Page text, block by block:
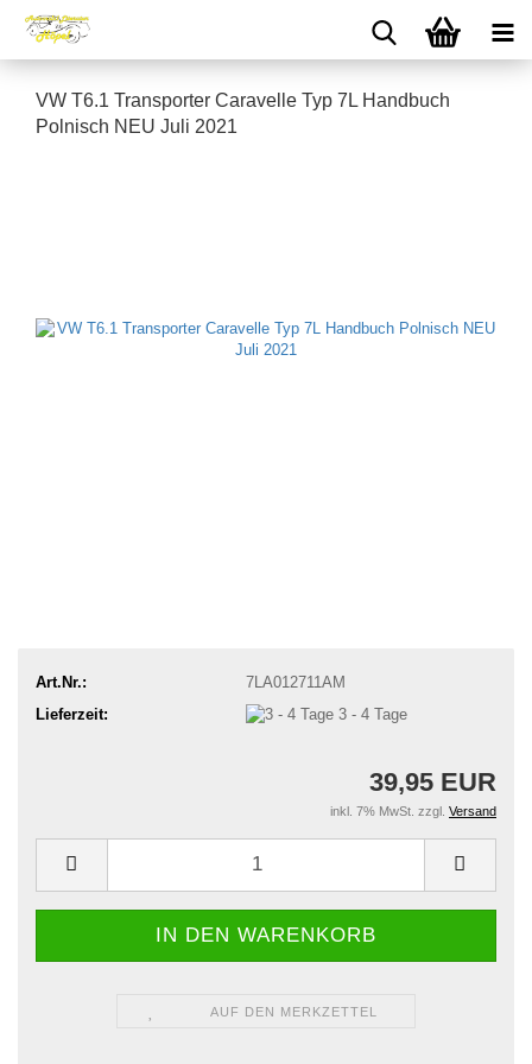
VW T6.1 Transporter Caravelle Typ 7L Handbuch
Polnisch NEU Juli 2021
Art.Nr.:
7LA012711AM
Lieferzeit:
3 - 4 Tage
39,95 EUR
inkl. 7% MwSt. zzgl. Versand
AUF DEN MERKZETTEL